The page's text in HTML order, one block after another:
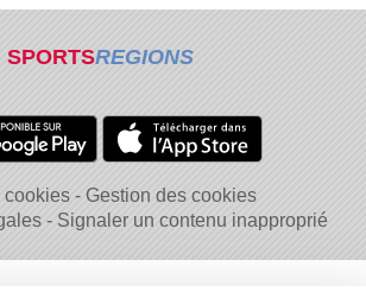
SPORTSREGIONS
cookies
Gestion des cookies
Signaler un contenu inapproprié